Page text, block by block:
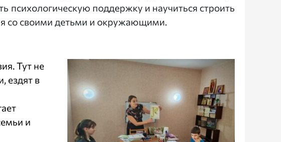
психологическую поддержку и научиться строить
со своими детьми и окружающими.
Тут не
ездят в
и